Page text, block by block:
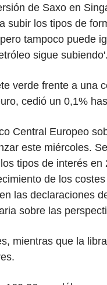
de Saxo en
subir los tipos de
tampoco puede
sigue subiendo'.
verde frente a una
cedió un 0,1%
Central Europeo
este miércoles.
tipos de interés en
de los
las declaraciones
sobre las
mientras que la